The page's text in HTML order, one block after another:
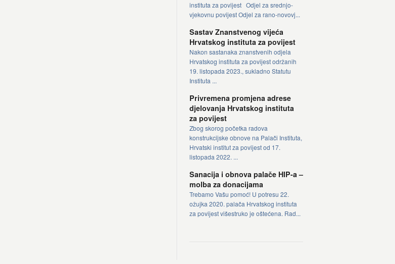
instituta za povijest Odjel za srednjo-
vjekovnu povijest Odjel za rano-novovj...
Sastav Znanstvenog vijeća
Hrvatskog instituta za povijest
Nakon sastanaka znanstvenih odjela
Hrvatskog instituta za povijest održanih
19. listopada 2023., sukladno Statutu
Instituta ...
Privremena promjena adrese
djelovanja Hrvatskog instituta
za povijest
Zbog skorog početka radova
konstrukcijske obnove na Palači Instituta,
Hrvatski institut za povijest od 17.
listopada 2022. ...
Sanacija i obnova palače HIP-a –
molba za donacijama
Trebamo Vašu pomoć! U potresu 22.
ožujka 2020. palača Hrvatskog instituta
za povijest višestruko je oštećena. Rad...